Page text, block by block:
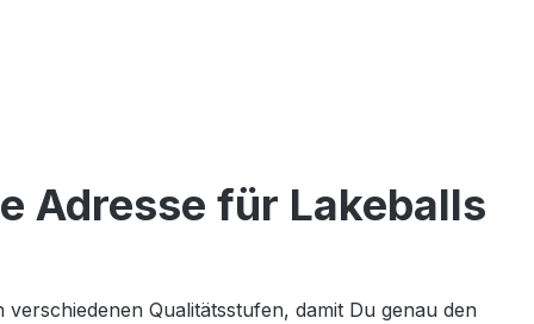
Adresse für Lakeballs
Qualitätsstufen, damit Du genau den